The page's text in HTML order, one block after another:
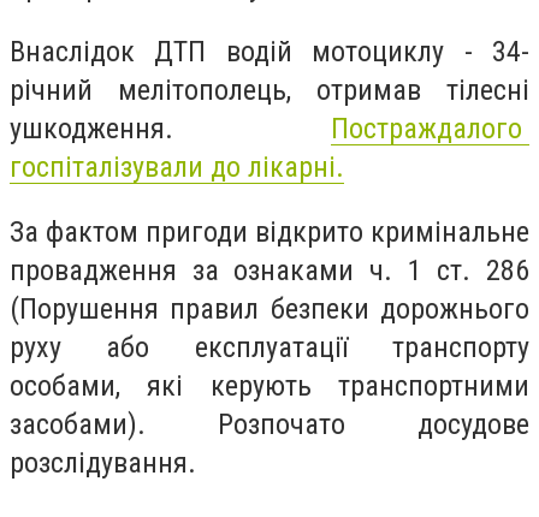
Внаслідок ДТП водій мотоциклу - 34-
річний мелітополець, отримав тілесні
ушкодження. Постраждалого
госпіталізували до лікарні.
За фактом пригоди відкрито кримінальне
провадження за ознаками ч. 1 ст. 286
(Порушення правил безпеки дорожнього
руху або експлуатації транспорту
особами, які керують транспортними
засобами). Розпочато досудове
розслідування.